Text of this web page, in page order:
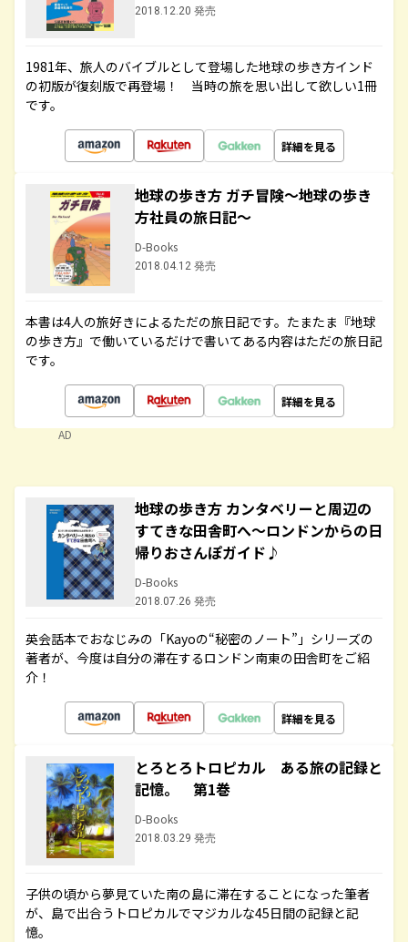
2018.12.20 発売
1981年、旅人のバイブルとして登場した地球の歩き方インド
の初版が復刻版で再登場！ 当時の旅を思い出して欲しい1冊
です。
詳細を見る
地球の歩き方 ガチ冒険～地球の歩き
方社員の旅日記～
D-Books
2018.04.12 発売
本書は4人の旅好きによるただの旅日記です。たまたま『地球
の歩き方』で働いているだけで書いてある内容はただの旅日記
です。
詳細を見る
AD
地球の歩き方 カンタベリーと周辺の
すてきな田舎町へ～ロンドンからの日
帰りおさんぽガイド♪
D-Books
2018.07.26 発売
英会話本でおなじみの「Kayoの“秘密のノート”」シリーズの
著者が、今度は自分の滞在するロンドン南東の田舎町をご紹
介！
詳細を見る
とろとろトロピカル ある旅の記録と
記憶。 第1巻
D-Books
2018.03.29 発売
子供の頃から夢見ていた南の島に滞在することになった筆者
が、島で出合うトロピカルでマジカルな45日間の記録と記
憶。